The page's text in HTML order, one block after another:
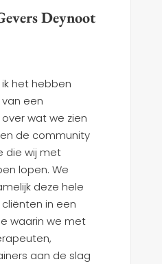
Deynoot
het hebben
een
wat we zien
de community
die wij met
lopen. We
deze hele
cliënten in een
waarin we met
aan de slag